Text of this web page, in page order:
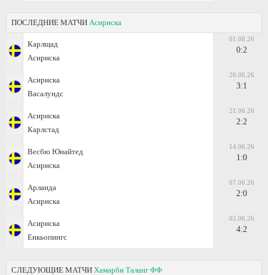
ПОСЛЕДНИЕ МАТЧИ Асириска
Карлщад
Асириска
01.08.26
0:2
Асириска
Васалундс
26.06.26
3:1
Асириска
Карлстад
21.06.26
2:2
Весбю Юнайтед
Асириска
14.06.26
1:0
Арланда
Асириска
07.06.26
2:0
Асириска
Енкьопингс
02.06.26
4:2
СЛЕДУЮЩИЕ МАТЧИ Хамарби Таланг ФФ